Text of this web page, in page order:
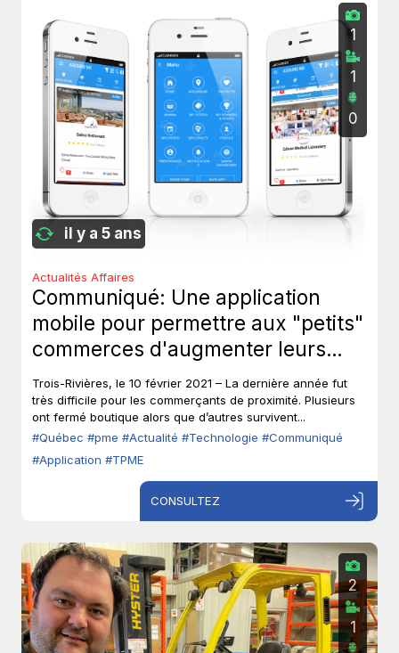
il y a 5 ans
1
1
0
Actualités Affaires
Communiqué: Une application
mobile pour permettre aux "petits"
commerces d'augmenter leurs
revenus.
Trois-Rivières, le 10 février 2021 – La dernière année fut
très difficile pour les commerçants de proximité. Plusieurs
ont fermé boutique alors que d’autres survivent...
#Québec #pme #Actualité #Technologie #Communiqué
#Application #TPME
CONSULTEZ
2
1